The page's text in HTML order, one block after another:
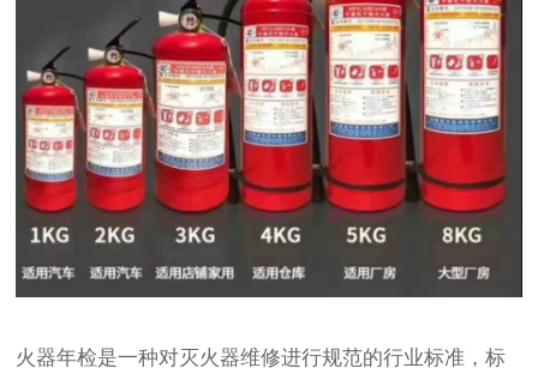
火器年检是一种对灭火器维修进行规范的行业标准，标